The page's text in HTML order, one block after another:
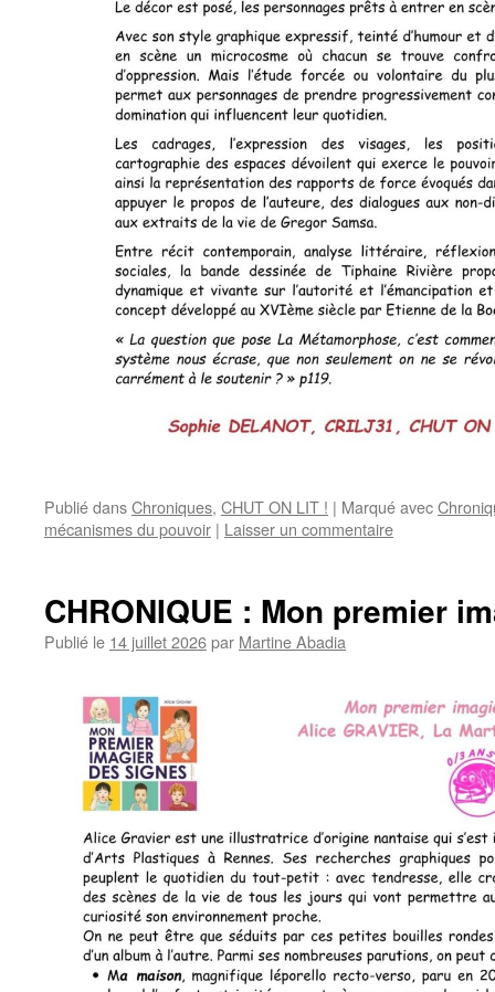
Publié dansChroniques, CHUT ON LIT ! | Marqué avec
mécanismes du pouvoir | Laisser un commentaire
CHRONIQUE : Mon premier
Publié le 14 juillet 2026par Martine Abadia